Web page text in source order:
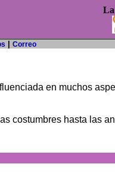
La
Correo
en muchos
hasta las